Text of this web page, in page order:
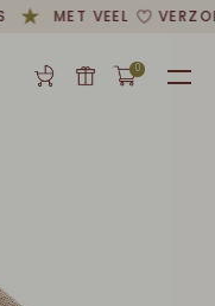
MET VEEL
0